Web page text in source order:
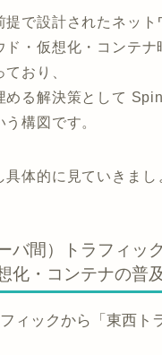
提で設計されたネット
ド・仮想化・コンテナ
おり、
める解決策として
構図です。
具体的に見ていきまし
バ間）トラフィッ
化・コンテナの普及
ィックから「東西ト